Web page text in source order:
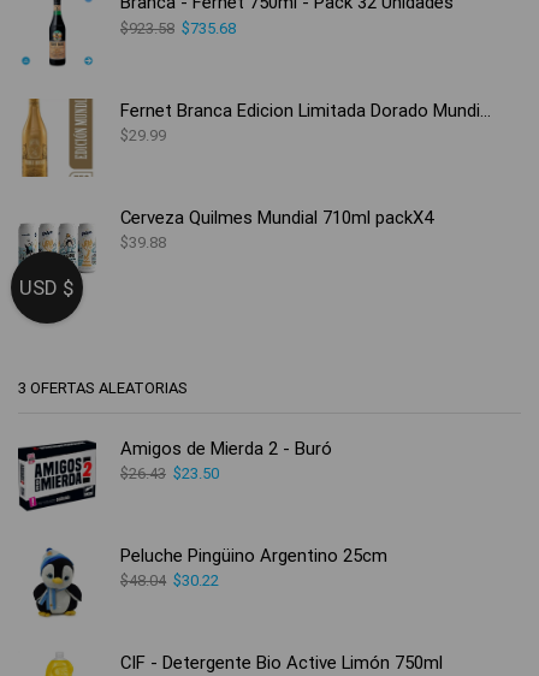
$923.58 $735.68
Fernet Branca Edicion Limitada Dorado Mundial
$29.99
Cerveza Quilmes Mundial 710ml packX4
$39.88
3 OFERTAS ALEATORIAS
Amigos de Mierda 2 - Buró
$26.43 $23.50
Peluche Pingüino Argentino 25cm
$48.04 $30.22
CIF - Detergente Bio Active Limón 750ml
USD $